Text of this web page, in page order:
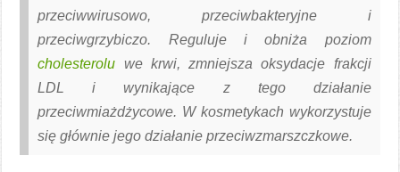
przeciwwirusowo, przeciwbakteryjne i
przeciwgrzybiczo. Reguluje i obniża poziom
cholesterolu we krwi, zmniejsza oksydacje frakcji
LDL i wynikające z tego działanie
przeciwmiażdżycowe. W kosmetykach wykorzystuje
się głównie jego działanie przeciwzmarszczkowe.